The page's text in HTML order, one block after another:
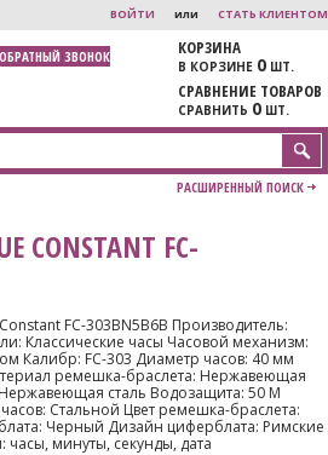
ВОЙТИ или СТАТЬ КЛИЕНТОМ
ЗВОНОК КОРЗИНА
В КОРЗИНЕ 0ШТ.
СРАВНЕНИЕ ТОВАРОВ
СРАВНИТЬ 0ШТ.
РАСШИРЕННЫЙ ПОИСК
CONSTANT FC-
FC-303BN5B6B Производитель:
Классические часы Часовой механизм:
Калибр: FC-303 Диаметр часов: 40 мм
ремешка-браслета: Нержавеющая
сталь Водозащита: 50 M
Стальной Цвет ремешка-браслета:
Черный Дизайн циферблата: Римские
минуты, секунды, дата